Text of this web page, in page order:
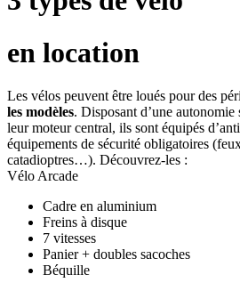
en location
Les vélos peuvent être loués pour des
les modèles. Disposant d’une
leur moteur central, ils sont équipés
équipements de sécurité obligatoires
catadioptres…). Découvrez-les :
Vélo Arcade
Cadre en aluminium
Freins à disque
7 vitesses
Panier + doubles sacoches
Béquille